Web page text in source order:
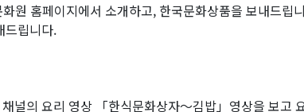
원 홈페이지에서 소개하고, 한국문화상품을 보내드립
드립니다.
의 요리 영상 「한식문화상자～김밥」영상을 보고